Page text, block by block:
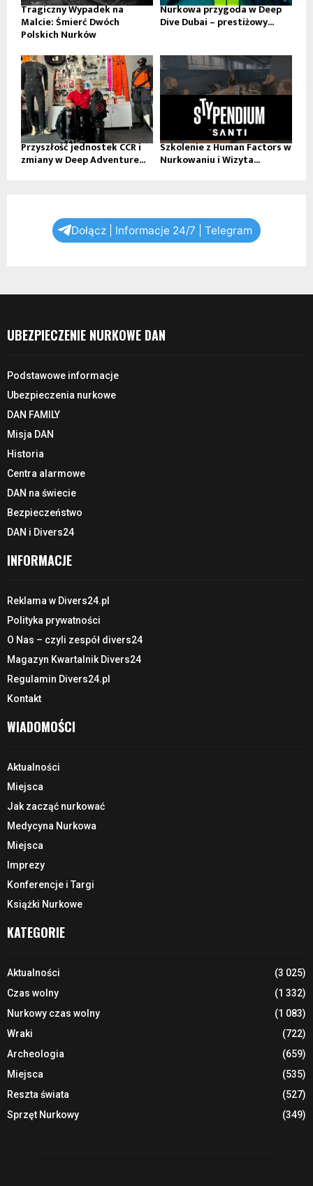
Tragiczny Wypadek na
Malcie: Śmierć Dwóch
Polskich Nurków
Nurkowa przygoda w Deep
Dive Dubai – prestiżowy...
Przyszłość jednostek CCR i
zmiany w Deep Adventure...
Szkolenie z Human Factors w
Nurkowaniu i Wizyta...
Dołącz | Informacje 24/7 | Telegram
UBEZPIECZENIE NURKOWE DAN
Podstawowe informacje
Ubezpieczenia nurkowe
DAN FAMILY
Misja DAN
Historia
Centra alarmowe
DAN na świecie
Bezpieczeństwo
DAN i Divers24
INFORMACJE
Reklama w Divers24.pl
Polityka prywatności
O Nas – czyli zespół divers24
Magazyn Kwartalnik Divers24
Regulamin Divers24.pl
Kontakt
WIADOMOŚCI
Aktualności
Miejsca
Jak zacząć nurkować
Medycyna Nurkowa
Miejsca
Imprezy
Konferencje i Targi
Książki Nurkowe
KATEGORIE
Aktualności
(3 025)
Czas wolny
(1 332)
Nurkowy czas wolny
(1 083)
Wraki
(722)
Archeologia
(659)
Miejsca
(535)
Reszta świata
(527)
Sprzęt Nurkowy
(349)